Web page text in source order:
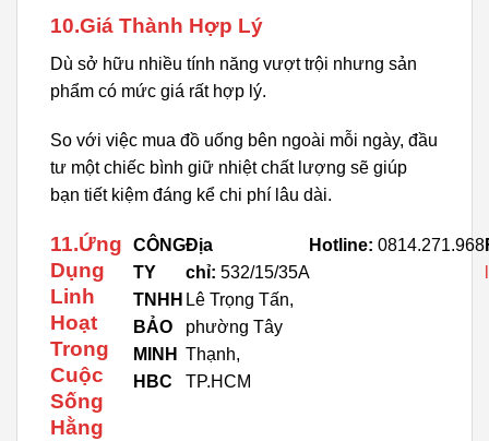
10.Giá Thành Hợp Lý
Dù sở hữu nhiều tính năng vượt trội nhưng sản
phẩm có mức giá rất hợp lý.
So với việc mua đồ uống bên ngoài mỗi ngày, đầu
tư một chiếc bình giữ nhiệt chất lượng sẽ giúp
bạn tiết kiệm đáng kể chi phí lâu dài.
11.Ứng
Dụng
Linh
Hoạt
Trong
Cuộc
Sống
Hằng
CÔNG
TY
TNHH
BẢO
MINH
HBC
Địa
chỉ: 532/15/35A
Lê Trọng Tấn,
phường Tây
Thạnh,
TP.HCM
Hotline: 0814.271.968